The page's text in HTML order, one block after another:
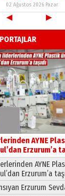
02 Ağustos 2026 Pazar
Kadir SABUNCUOĞLU
köşe
29 Haziran 2026 Pazartesi
Kenan GÜLERCİ
Şahsuvaroğlu
yukarı
aşağı
çekmemeli!
SalıOrhan BOZKURT
fotoğraf, bir şehir,
Dizginler
elinde?
31 Mart 2026 Salı
A. Berhan Yılmaz
DEĞİL, BİR
◀ ▶
AYNE
Erzurum’a
AYNE
Erzurum’a
Erzurum